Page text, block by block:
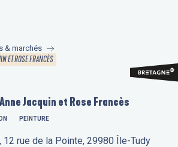
& marchés
ET ROSE FRANCÈS
Jacquin et Rose Francès
PEINTURE
rue de la Pointe, 29980 Île-Tudy